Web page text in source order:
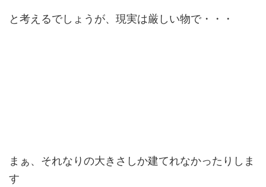
と考えるでしょうが、現実は厳しい物で・・・
まぁ、それなりの大きさしか建てれなかったりしま
す